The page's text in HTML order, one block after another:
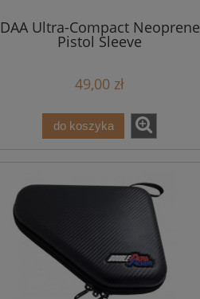
DAA Ultra-Compact Neoprene
Pistol Sleeve
49,00 zł
do koszyka